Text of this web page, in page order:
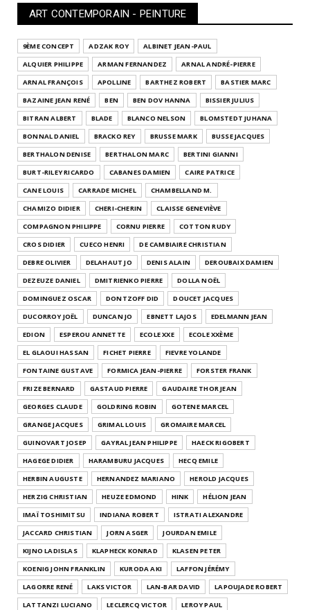
ART CONTEMPORAIN - PEINTURE
9ÈME CONCEPT ADZAK ROY
ALBINET JEAN-PAUL
ALQUIER PHILIPPE
ARMAN FERNANDEZ
ARNAL ANDRÉ-PIERRE
ARNAL FRANÇOIS
APOLLINE BARTHEZ ROBERT
BASTIER MARC
BAZAINE JEAN RENÉ
BEN BEN DOV HANNA
BISSIER JULIUS
BITRAN ALBERT
BLADE BLANCO NELSON
BLOMSTEDT JUHANA
BONNAL DANIEL
BRACKO REY BRUSSE MARK
BUSSE JACQUES
BERTHALON DENISE
BERTHALON MARC
BERTINI GIANNI
BURT-RILEY RICARDO
CABANES DAMIEN
CAIRE PATRICE
CANE LOUIS
CARRADE MICHEL
CHAMBELLAND M.
CHAMIZO DIDIER
CHERI-CHERIN
CLAISSE GENEVIÈVE
COMPAGNON PHILIPPE
CORNU PIERRE
COTTON RUDY
CROS DIDIER
CUECO HENRI
DE CAMBIAIRE CHRISTIAN
DEBRE OLIVIER
DELAHAUT JO DENIS ALAIN
DEROUBAIX DAMIEN
DEZEUZE DANIEL
DMITRIENKO PIERRE
DOLLA NOËL
DOMINGUEZ OSCAR
DONTZOFF DID
DOUCET JACQUES
DUCORROY JOËL
DUNCAN JO EBNETT LAJOS
EDELMANN JEAN
EDION
ESPEROU ANNETTE ECOLE XXE
ECOLE XXÈME
EL GLAOUI HASSAN
FICHET PIERRE
FIEVRE YOLANDE
FONTAINE GUSTAVE
FORMICA JEAN-PIERRE
FORSTER FRANK
FRIZE BERNARD
GASTAUD PIERRE
GAUDAIRE THOR JEAN
GEORGES CLAUDE
GOLDRING ROBIN
GOTENE MARCEL
GRANGE JACQUES
GRIMAL LOUIS
GROMAIRE MARCEL
GUINOVART JOSEP
GAYRAL JEAN PHILIPPE
HAECK RIGOBERT
HAGEGE DIDIER
HARAMBURU JACQUES
HECQ EMILE
HERBIN AUGUSTE
HERNANDEZ MARIANO
HEROLD JACQUES
HERZIG CHRISTIAN
HEUZE EDMOND HINK
HÉLION JEAN
IMAÏ TOSHIMITSU
INDIANA ROBERT
ISTRATI ALEXANDRE
JACCARD CHRISTIAN
JORN ASGER
JOURDAN EMILE
KIJNO LADISLAS
KLAPHECK KONRAD
KLASEN PETER
KOENIG JOHN FRANKLIN
KURODA AKI
LAFFON JÉRÉMY
LAGORRE RENÉ
LAKS VICTOR LAN-BAR DAVID
LAPOUJADE ROBERT
LATTANZI LUCIANO
LECLERCQ VICTOR LEROY PAUL